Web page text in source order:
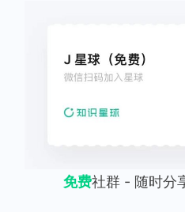
免费社群 - 随时分